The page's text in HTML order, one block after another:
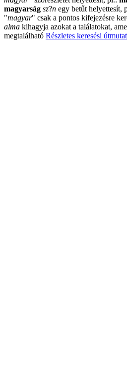
magyarság sz?n egy betűt helyettesít,
"magyar" csak a pontos kifejezésre
alma kihagyja azokat a találatokat,
megtalálható Részletes keresési